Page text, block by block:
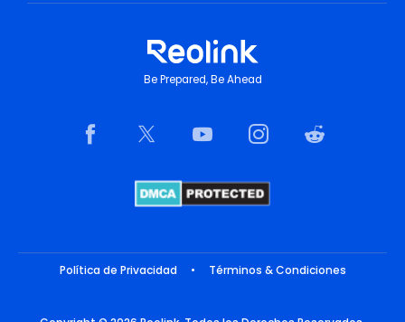
Be Prepared, Be Ahead
Política de Privacidad • Términos & Condiciones